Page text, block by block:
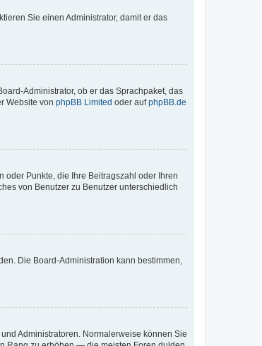
Sie einen Administrator, damit er das
Administrator, ob er das Sprachpaket, das
Website von phpBB Limited oder aufphpBB.de
oder Punkte, die Ihre Beitragszahl oder Ihren
von Benutzer zu Benutzer unterschiedlich
Die Board-Administration kann bestimmen,
Administratoren. Normalerweise können Sie